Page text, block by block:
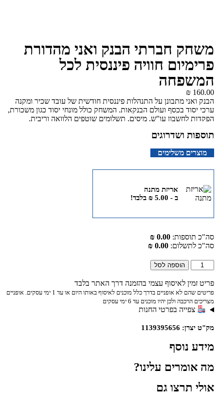
משחק חברתי הבנק ואני מהדורת
פרימיום חוויה פיננסית לכל
המשפחה
₪ 160.00
הבנק ואני מתבונן על התנהלות פיננסית חודשית של עובד שכיר ומקנה
ערכי יסוד בכסף ועולם הבנקאות. המשחק כולל מונחי יסוד כגון משכורת,
הפקדות לחשבון עו"ש, מיסים, תשלומים שוטפים הלוואה וריבית.
תוספות ושדרוגים
מוצרים משלימים
אריזת מתנה
ב -
₪5.00 בלבד!
סה"כ תוספות: 0.00 ₪
סה"כ לתשלום: 0.00 ₪
הוספה לסל
פריט זמין לאיסוף עצמי בהזמנה דרך האתר בלבד
פריטים שהם לא אופניים בדרך כלל מוכנים לאיסוף באותו היום או עד 1 ימי עסקים. אופניים
מצריכים הרכבה ולכן יהיו מוכנים עד 6 ימי עסקים
צפייה בפרטי החנות
מק"ט יצרן: 1139395656
מידע נוסף
מה אומרים עלינו?
אולי תרצו גם